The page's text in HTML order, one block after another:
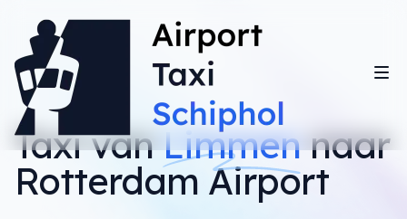
Taxi van Limmennaar
Rotterdam Airport